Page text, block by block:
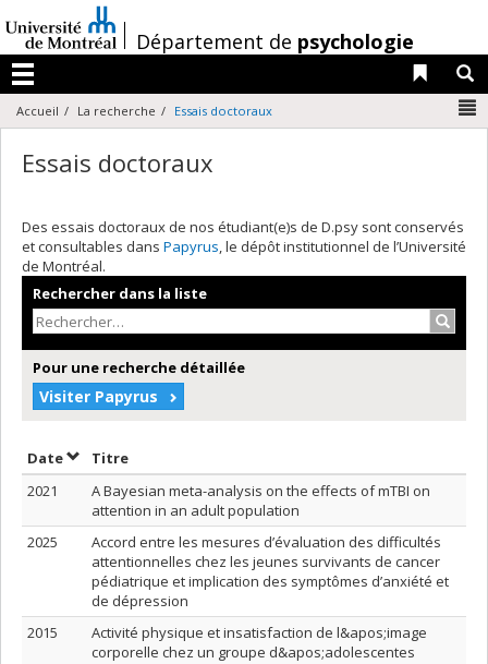
au
contenu
/Département de psychologie
Menu
Liens
Accueil La recherche Essais doctoraux
Essais doctoraux
Des essais doctoraux de nos étudiant(e)s de D.psy sont conservés
et consultables dans Papyrus, le dépôt institutionnel de l’Université
de Montréal.
Rechercher dans la liste
Pour une recherche détaillée
Visiter Papyrus
DateTrier par date en ordre croissant
Titre
2021
A Bayesian meta-analysis on the effects of mTBI on
attention in an adult population
2025
Accord entre les mesures d’évaluation des difficultés
attentionnelles chez les jeunes survivants de cancer
pédiatrique et implication des symptômes d’anxiété et
de dépression
2015
Activité physique et insatisfaction de l&apos;image
corporelle chez un groupe d&apos;adolescentes